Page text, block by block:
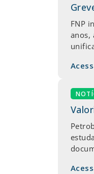
FNP
anos,